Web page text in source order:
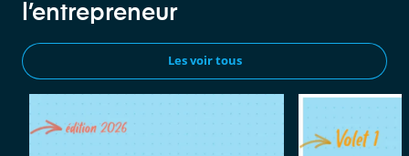
l’entrepreneur
Les voir tous